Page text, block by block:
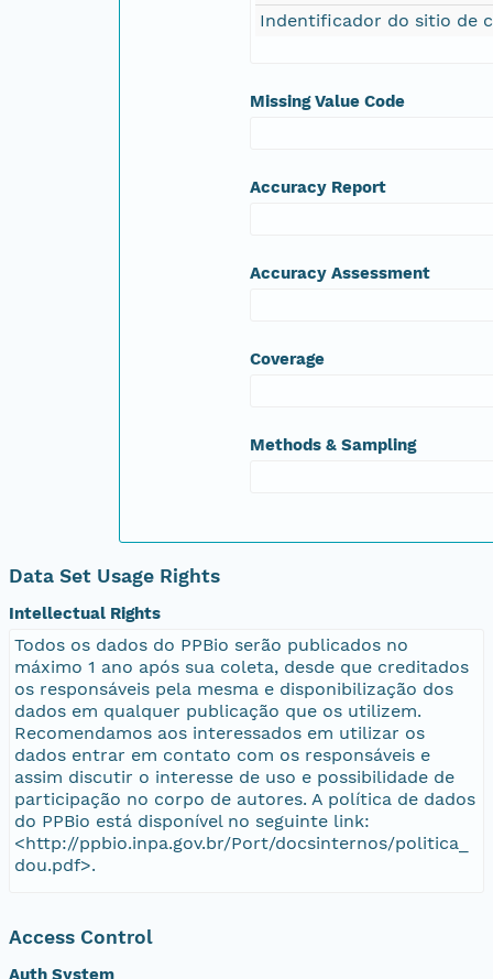
Indentificador do sitio de
Missing Value Code
Accuracy Report
Accuracy Assessment
Coverage
Methods & Sampling
Data Set Usage Rights
Intellectual Rights
Todos os dados do PPBio serão publicados no
máximo 1 ano após sua coleta, desde que creditados
os responsáveis pela mesma e disponibilização dos
dados em qualquer publicação que os utilizem.
Recomendamos aos interessados em utilizar os
dados entrar em contato com os responsáveis e
assim discutir o interesse de uso e possibilidade de
participação no corpo de autores. A política de dados
do PPBio está disponível no seguinte link:
<http://ppbio.inpa.gov.br/Port/docsinternos/politica_
dou.pdf>.
Access Control
Auth System